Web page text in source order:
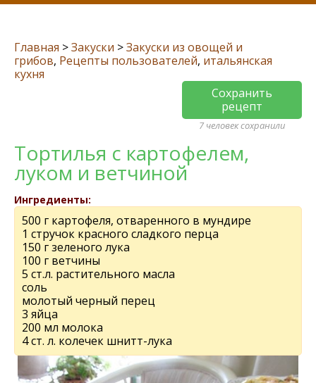
Главная >Закуски >Закуски из овощей и
грибов, Рецепты пользователей, итальянская
кухня
Сохранить
рецепт
7 человек сохранили
Тортилья с картофелем,
луком и ветчиной
Ингредиенты:
500 г картофеля, отваренного в мундире
1 стручок красного сладкого перца
150 г зеленого лука
100 г ветчины
5 ст.л. растительного масла
соль
молотый черный перец
3 яйца
200 мл молока
4 ст. л. колечек шнитт-лука